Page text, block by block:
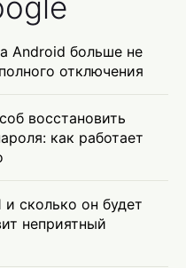
Android больше не
отключения
восстановить
как работает
и сколько он будет
неприятный